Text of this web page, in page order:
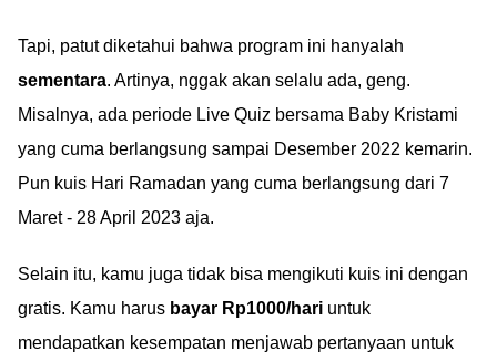
Tapi, patut diketahui bahwa program ini hanyalah
sementara. Artinya, nggak akan selalu ada, geng.
Misalnya, ada periode Live Quiz bersama Baby Kristami
yang cuma berlangsung sampai Desember 2022 kemarin.
Pun kuis Hari Ramadan yang cuma berlangsung dari 7
Maret - 28 April 2023 aja.
Selain itu, kamu juga tidak bisa mengikuti kuis ini dengan
gratis. Kamu harus bayar Rp1000/hari untuk
mendapatkan kesempatan menjawab pertanyaan untuk